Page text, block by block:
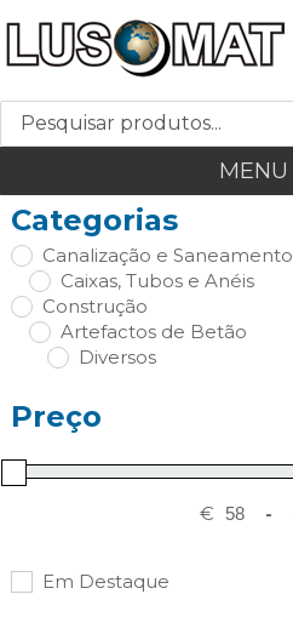
MENU
Categorias
Canalização e Saneamento
Caixas, Tubos e Anéis
Construção
Artefactos de Betão
Diversos
Preço
€ -
Em Destaque